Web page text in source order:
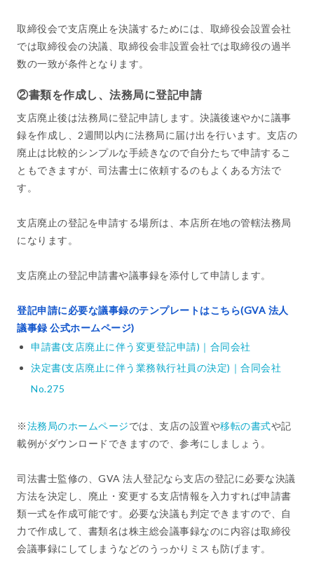
取締役会で支店廃止を決議するためには、取締役会設置会社
では取締役会の決議、取締役会非設置会社では取締役の過半
数の一致が条件となります。
②書類を作成し、法務局に登記申請
支店廃止後は法務局に登記申請します。決議後速やかに議事
録を作成し、2週間以内に法務局に届け出を行います。支店の
廃止は比較的シンプルな手続きなので自分たちで申請するこ
ともできますが、司法書士に依頼するのもよくある方法で
す。
支店廃止の登記を申請する場所は、本店所在地の管轄法務局
になります。
支店廃止の登記申請書や議事録を添付して申請します。
登記申請に必要な議事録のテンプレートはこちら(GVA 法人
議事録 公式ホームページ)
申請書(支店廃止に伴う変更登記申請)｜合同会社
決定書(支店廃止に伴う業務執行社員の決定)｜合同会社
No.275
※法務局のホームページでは、支店の設置や移転の書式や記
載例がダウンロードできますので、参考にしましょう。
司法書士監修の、GVA 法人登記なら支店の登記に必要な決議
方法を決定し、廃止・変更する支店情報を入力すれば申請書
類一式を作成可能です。必要な決議も判定できますので、自
力で作成して、書類名は株主総会議事録なのに内容は取締役
会議事録にしてしまうなどのうっかりミスも防げます。